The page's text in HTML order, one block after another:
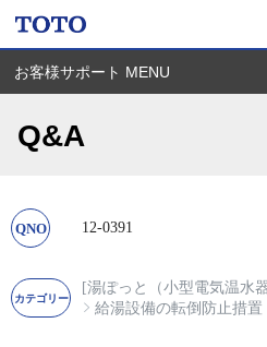
お客様サポート MENU
Q&A
12-0391
[湯ぽっと（小型電気温水
給湯設備の転倒防止措置